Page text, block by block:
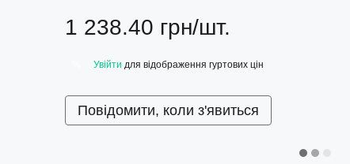
1 238.40 грн/шт.
Увійти для відображення гуртових цін
Повідомити, коли з'явиться